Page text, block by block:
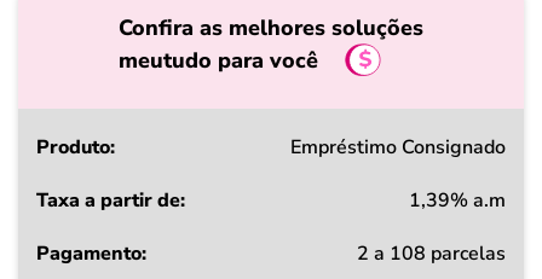
Confira as melhores soluções
meutudo para você
Produto
a
Empréstimo Consignado
1,39% a.m
2 a 108 parcelas